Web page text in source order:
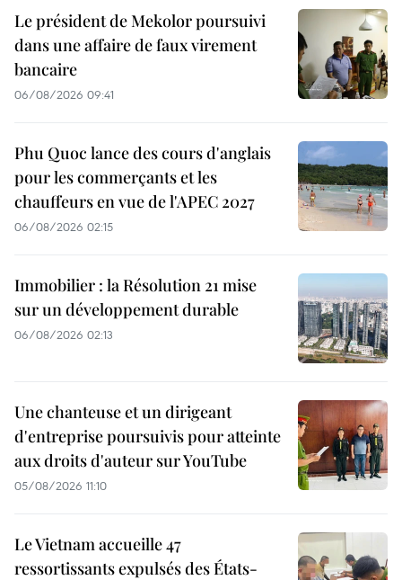
Le président de Mekolor poursuivi
dans une affaire de faux virement
bancaire
06/08/2026 09:41
Phu Quoc lance des cours d'anglais
pour les commerçants et les
chauffeurs en vue de l'APEC 2027
06/08/2026 02:15
Immobilier : la Résolution 21 mise
sur un développement durable
06/08/2026 02:13
Une chanteuse et un dirigeant
d'entreprise poursuivis pour atteinte
aux droits d'auteur sur YouTube
05/08/2026 11:10
Le Vietnam accueille 47
ressortissants expulsés des États-